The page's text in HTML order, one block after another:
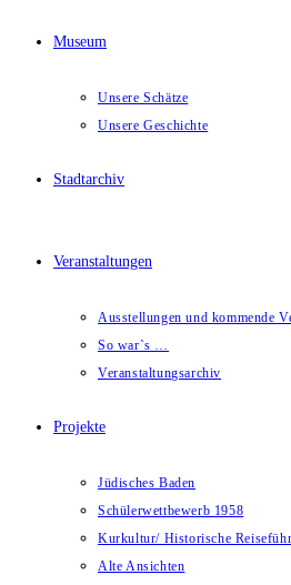
Museum
Unsere Schätze
Unsere Geschichte
Stadtarchiv
Veranstaltungen
Ausstellungen und kommende
So war`s …
Veranstaltungsarchiv
Projekte
Jüdisches Baden
Schülerwettbewerb 1958
Kurkultur/ Historische
Alte Ansichten